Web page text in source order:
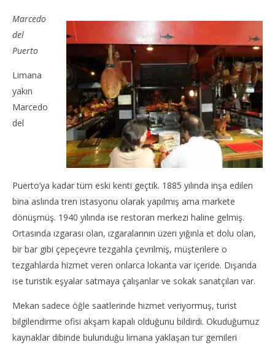
Marcedo
del
Puerto
Limana
yakın
Marcedo
del
Puerto’ya kadar tüm eski kenti geçtik. 1885 yılında inşa edilen
bina aslında tren istasyonu olarak yapılmış ama markete
dönüşmüş. 1940 yılında ise restoran merkezi haline gelmiş.
Ortasında ızgarası olan, ızgaralarının üzeri yığınla et dolu olan,
bir bar gibi çepeçevre tezgahla çevrilmiş, müşterilere o
tezgahlarda hizmet veren onlarca lokanta var içeride. Dışarıda
ise turistik eşyalar satmaya çalışanlar ve sokak sanatçıları var.
Mekan sadece öğle saatlerinde hizmet veriyormuş, turist
bilgilendirme ofisi akşam kapalı olduğunu bildirdi. Okuduğumuz
kaynaklar dibinde bulunduğu limana yaklaşan tur gemileri